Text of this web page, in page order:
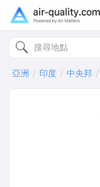
亞洲 印度 中央邦